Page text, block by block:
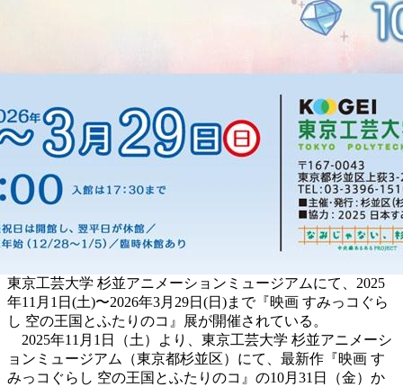
東京⼯芸⼤学 杉並アニメーションミュージアムにて、2025
年11⽉1⽇(土)〜2026年3⽉29日(日)まで『映画 すみっコぐら
し 空の王国とふたりのコ』展が開催されている。
2025年11月1日（土）より、東京工芸大学 杉並アニメーシ
ョンミュージアム（東京都杉並区）にて、最新作『映画 す
みっコぐらし 空の王国とふたりのコ』の10月31日（金）か